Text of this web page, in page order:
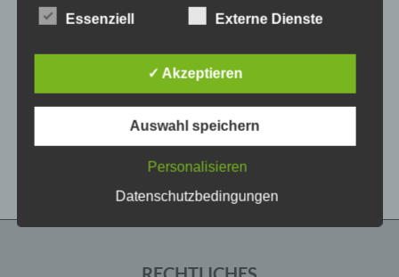
19×8 ET40 5×112
0
19×8,5 ET40 5×112
Platinum Black
Bewertet
mit
0
5
Wir verwenden in dieser Datenschutzerklärung
unter anderem die folgenden Begriffe:
a) personenbezogene Daten
Personenbezogene Daten sind alle
Informationen, die sich auf eine identifizierte oder
identifizierbare natürliche Person (im Folgenden
wird eine natürliche Person angesehen, die
Zuordnung zu einer Kennung wie einem Namen,
mehreren besonderen Merkmalen, die Ausdruck
Essenziell Externe Dienste
✓ Akzeptieren
Auswahl speichern
Personalisieren
Datenschutzbedingungen